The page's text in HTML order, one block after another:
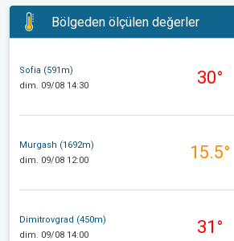
Bölgeden ölçülen değerler
Sofia (591m)
dim. 09/08 14:30
30°
Murgash (1692m)
dim. 09/08 12:00
15.5°
Dimitrovgrad (450m)
dim. 09/08 14:00
31°